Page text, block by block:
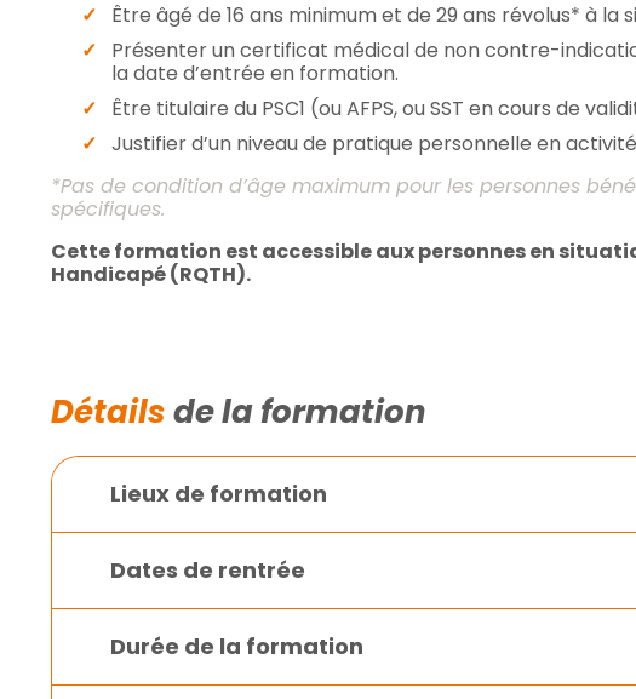
Être âgé de 16 ans minimum et de 29 ans révolus* à
Présenter un certificat médical de non contre-
la date d’entrée en formation.
Être titulaire du PSC1 (ou AFPS, ou SST en cours de
Justifier d’un niveau de pratique personnelle en
*Pas de condition d’âge maximum pour les personnes
spécifiques.
Cette formation est accessible aux personnes en
Handicapé (RQTH).
Détailsde la formation
Lieux de formation
Dates de rentrée
Durée de la formation